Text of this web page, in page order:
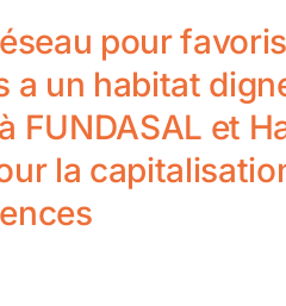
pour
a un habitat
FUNDASAL et
la